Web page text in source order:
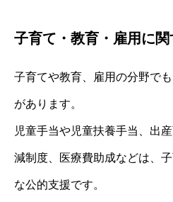
子育て・教育・雇用に関
子育てや教育、雇用の分野で
があります。
児童手当や児童扶養手当、出
減制度、医療費助成などは、
な公的支援です。